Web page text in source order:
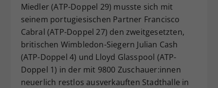
Miedler (ATP-Doppel 29) musste sich mit
seinem portugiesischen Partner Francisco
Cabral (ATP-Doppel 27) den zweitgesetzten,
britischen Wimbledon-Siegern Julian Cash
(ATP-Doppel 4) und Lloyd Glasspool (ATP-
Doppel 1) in der mit 9800 Zuschauer:innen
neuerlich restlos ausverkauften Stadthalle in